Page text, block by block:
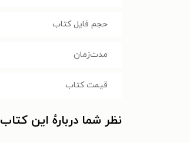
حجم فایل کتاب
مدت‌زمان
قیمت کتاب
نظر شما دربارهٔ این کتاب